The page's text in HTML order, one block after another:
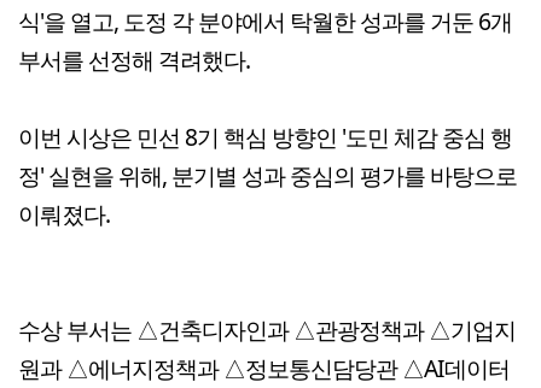
식'을 열고, 도정 각 분야에서 탁월한 성과를 거둔 6개
부서를 선정해 격려했다.
이번 시상은 민선 8기 핵심 방향인 '도민 체감 중심 행
정' 실현을 위해, 분기별 성과 중심의 평가를 바탕으로
이뤄졌다.
수상 부서는 △건축디자인과 △관광정책과 △기업지
원과 △에너지정책과 △정보통신담당관 △AI데이터